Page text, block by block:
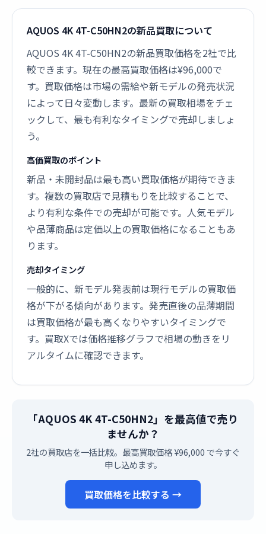
AQUOS 4K 4T-C50HN2の新品買取について
AQUOS 4K 4T-C50HN2の新品買取価格を2社で比
較できます。現在の最高買取価格は¥96,000で
す。買取価格は市場の需給や新モデルの発売状況
によって日々変動します。最新の買取相場をチェ
ックして、最も有利なタイミングで売却しましょ
う。
高価買取のポイント
新品・未開封品は最も高い買取価格が期待できま
す。複数の買取店で見積もりを比較することで、
より有利な条件での売却が可能です。人気モデル
や品薄商品は定価以上の買取価格になることもあ
ります。
売却タイミング
一般的に、新モデル発表前は現行モデルの買取価
格が下がる傾向があります。発売直後の品薄期間
は買取価格が最も高くなりやすいタイミングで
す。買取Xでは価格推移グラフで相場の動きをリ
アルタイムに確認できます。
「AQUOS 4K 4T-C50HN2」を最高値で売り
ませんか？
2社の買取店を一括比較。最高買取価格 ¥96,000 で今すぐ
申し込めます。
買取価格を比較する →